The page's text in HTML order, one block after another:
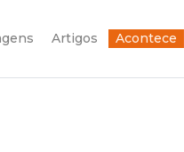
Artigos Acontece